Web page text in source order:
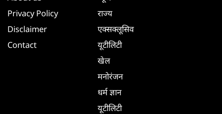
Privacy Policy
Disclaimer
Contact
राज्य
एक्सक्लूसिव
यूटीलिटी
खेल
मनोरंजन
धर्म ज्ञान
यूटीलिटी